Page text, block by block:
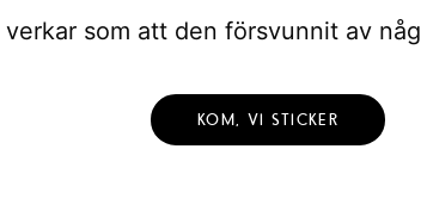
verkar som att den försvunnit av
KOM, VI STICKER